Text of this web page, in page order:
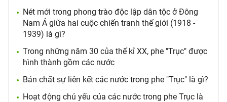
Nét mới trong phong trào độc lập dân tộc ở Đông
Nam Á giữa hai cuộc chiến tranh thế giới (1918 -
1939) là gì?
Trong những năm 30 của thế kỉ XX, phe "Trục" được
hình thành gồm các nước
Bản chất sự liên kết các nước trong phe "Trục" là gì?
Hoạt động chủ yếu của các nước trong phe Trục là